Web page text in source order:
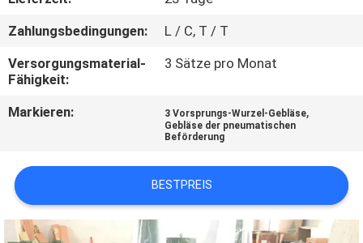
UNS
IN
SIE EIN
ZITAT
Zahlungsbedingungen:
L / C, T / T
Versorgungsmaterial-
Fähigkeit:
3 Sätze pro Monat
Markieren: 3 Vorsprungs-Wurzel-Gebläse,
Gebläse der pneumatischen
Beförderung
BESTPREIS